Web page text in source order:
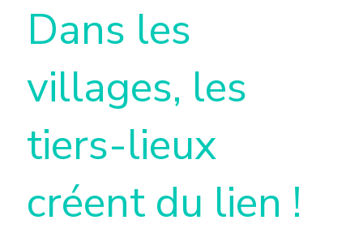
Dans les
villages, les
tiers-lieux
créent du lien !